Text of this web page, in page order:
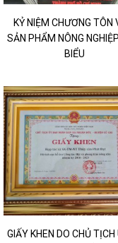
KỶ NIỆM CHƯƠNG TÔN
SẢN PHẨM NÔNG
BIỂU
GIẤY KHEN DO CHỦ TỊCH